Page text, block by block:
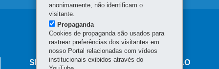
Navegação
principal
SECRETARIA DE ESTADO DA EDUCAÇÃO
anonimamente, não identificam o
visitante.
Propaganda
Cookies de propaganda são usados para
rastrear preferências dos visitantes em
nosso Portal relacionadas com vídeos
institucionais exibidos através do